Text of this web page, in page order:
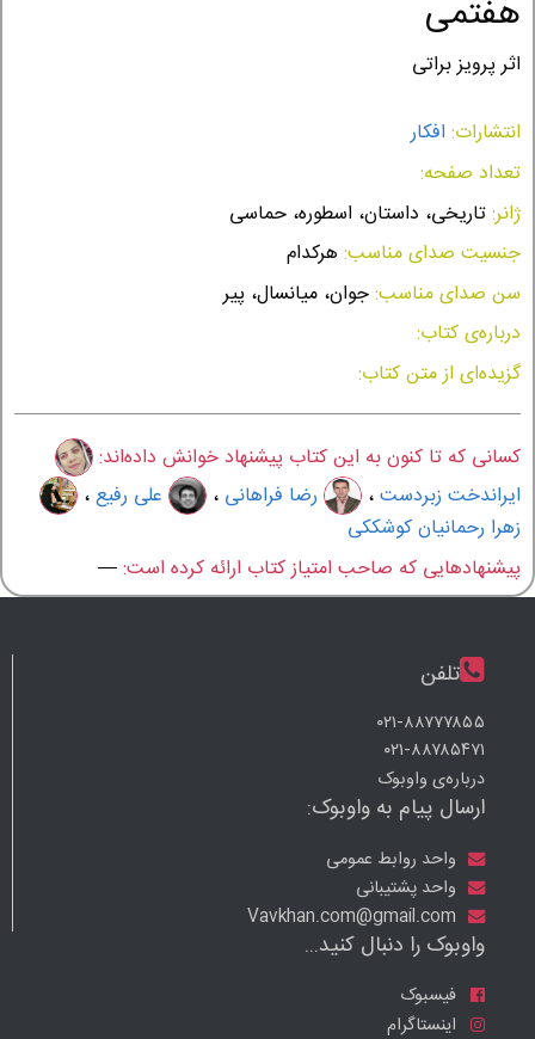
هفتمی
اثر پرویز براتی
انتشارات: افکار
تعداد صفحه:
ژانر:تاریخی، داستان، اسطوره، حماسی
جنسیت صدای مناسب: هرکدام
سن صدای مناسب:جوان، میانسال، پیر
درباره‌ی کتاب:
گزیده‌ای از متن کتاب:
کسانی که تا کنون به این کتاب پیشنهاد خوانش داده‌اند:
ایراندخت زبردست، رضا فراهانی ، علی رفیع،
زهرا رحمانیان کوشککی
پیشنهادهایی که صاحب امتیاز کتاب ارائه کرده است:—
تلفن
۰۲۱-۸۸۷۷۷۸۵۵
۰۲۱-۸۸۷۸۵۴۷۱
درباره‌ی واوبوک
ارسال پیام به واوبوک:
واحد روابط عمومی
واحد پشتیبانی
واوبوک را دنبال کنید...
فیسبوک
اینستاگرام